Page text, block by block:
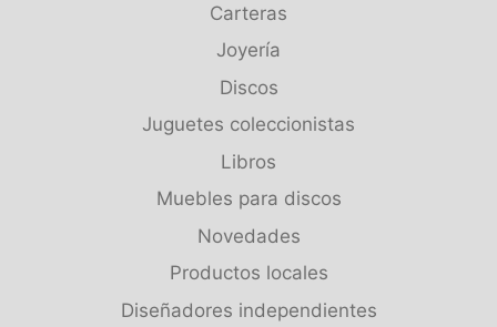
Carteras
Joyería
Discos
Juguetes coleccionistas
Libros
Muebles para discos
Novedades
Productos locales
Diseñadores independientes